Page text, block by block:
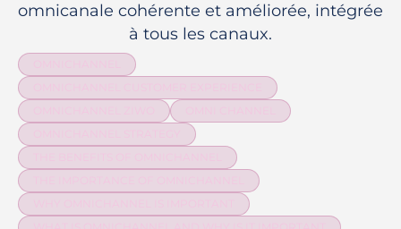
omnicanale cohérente et améliorée, intégrée
à tous les canaux.